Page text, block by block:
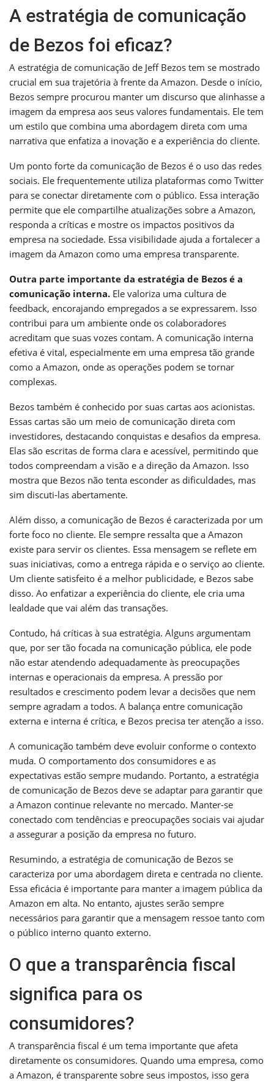
A estratégia de comunicação
de Bezos foi eficaz?
A estratégia de comunicação de Jeff Bezos tem se mostrado
crucial em sua trajetória à frente da Amazon. Desde o início,
Bezos sempre procurou manter um discurso que alinhasse a
imagem da empresa aos seus valores fundamentais. Ele tem
um estilo que combina uma abordagem direta com uma
narrativa que enfatiza a inovação e a experiência do cliente.
Um ponto forte da comunicação de Bezos é o uso das redes
sociais. Ele frequentemente utiliza plataformas como Twitter
para se conectar diretamente com o público. Essa interação
permite que ele compartilhe atualizações sobre a Amazon,
responda a críticas e mostre os impactos positivos da
empresa na sociedade. Essa visibilidade ajuda a fortalecer a
imagem da Amazon como uma empresa transparente.
Outra parte importante da estratégia de Bezos é a
comunicação interna. Ele valoriza uma cultura de
feedback, encorajando empregados a se expressarem. Isso
contribui para um ambiente onde os colaboradores
acreditam que suas vozes contam. A comunicação interna
efetiva é vital, especialmente em uma empresa tão grande
como a Amazon, onde as operações podem se tornar
complexas.
Bezos também é conhecido por suas cartas aos acionistas.
Essas cartas são um meio de comunicação direta com
investidores, destacando conquistas e desafios da empresa.
Elas são escritas de forma clara e acessível, permitindo que
todos compreendam a visão e a direção da Amazon. Isso
mostra que Bezos não tenta esconder as dificuldades, mas
sim discuti-las abertamente.
Além disso, a comunicação de Bezos é caracterizada por um
forte foco no cliente. Ele sempre ressalta que a Amazon
existe para servir os clientes. Essa mensagem se reflete em
suas iniciativas, como a entrega rápida e o serviço ao cliente.
Um cliente satisfeito é a melhor publicidade, e Bezos sabe
disso. Ao enfatizar a experiência do cliente, ele cria uma
lealdade que vai além das transações.
Contudo, há críticas à sua estratégia. Alguns argumentam
que, por ser tão focada na comunicação pública, ele pode
não estar atendendo adequadamente às preocupações
internas e operacionais da empresa. A pressão por
resultados e crescimento podem levar a decisões que nem
sempre agradam a todos. A balança entre comunicação
externa e interna é crítica, e Bezos precisa ter atenção a isso.
A comunicação também deve evoluir conforme o contexto
muda. O comportamento dos consumidores e as
expectativas estão sempre mudando. Portanto, a estratégia
de comunicação de Bezos deve se adaptar para garantir que
a Amazon continue relevante no mercado. Manter-se
conectado com tendências e preocupações sociais vai ajudar
a assegurar a posição da empresa no futuro.
Resumindo, a estratégia de comunicação de Bezos se
caracteriza por uma abordagem direta e centrada no cliente.
Essa eficácia é importante para manter a imagem pública da
Amazon em alta. No entanto, ajustes serão sempre
necessários para garantir que a mensagem ressoe tanto com
o público interno quanto externo.
O que a transparência fiscal
significa para os
consumidores?
A transparência fiscal é um tema importante que afeta
diretamente os consumidores. Quando uma empresa, como
a Amazon, é transparente sobre seus impostos, isso gera